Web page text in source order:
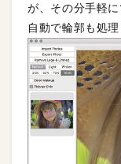
が、その分手軽
自動で輪郭も処理